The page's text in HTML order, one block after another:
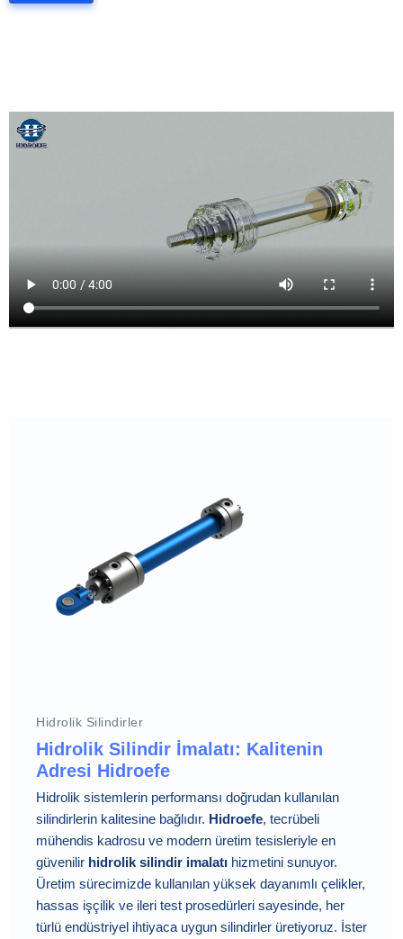
Hidrolik Silindirler
Hidrolik Silindir İmalatı: Kalitenin
Adresi Hidroefe
Hidrolik sistemlerin performansı doğrudan kullanılan
silindirlerin kalitesine bağlıdır. Hidroefe, tecrübeli
mühendis kadrosu ve modern üretim tesisleriyle en
güvenilir hidrolik silindir imalatı hizmetini sunuyor.
Üretim sürecimizde kullanılan yüksek dayanımlı çelikler,
hassas işçilik ve ileri test prosedürleri sayesinde, her
türlü endüstriyel ihtiyaca uygun silindirler üretiyoruz. İster